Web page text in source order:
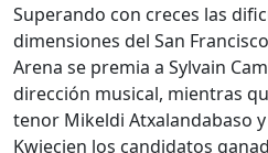
Superando con creces las
dimensiones del San
Arena se premia a Sylvain
dirección musical, mientras
tenor Mikeldi Atxalandabaso
Kwiecien los candidatos